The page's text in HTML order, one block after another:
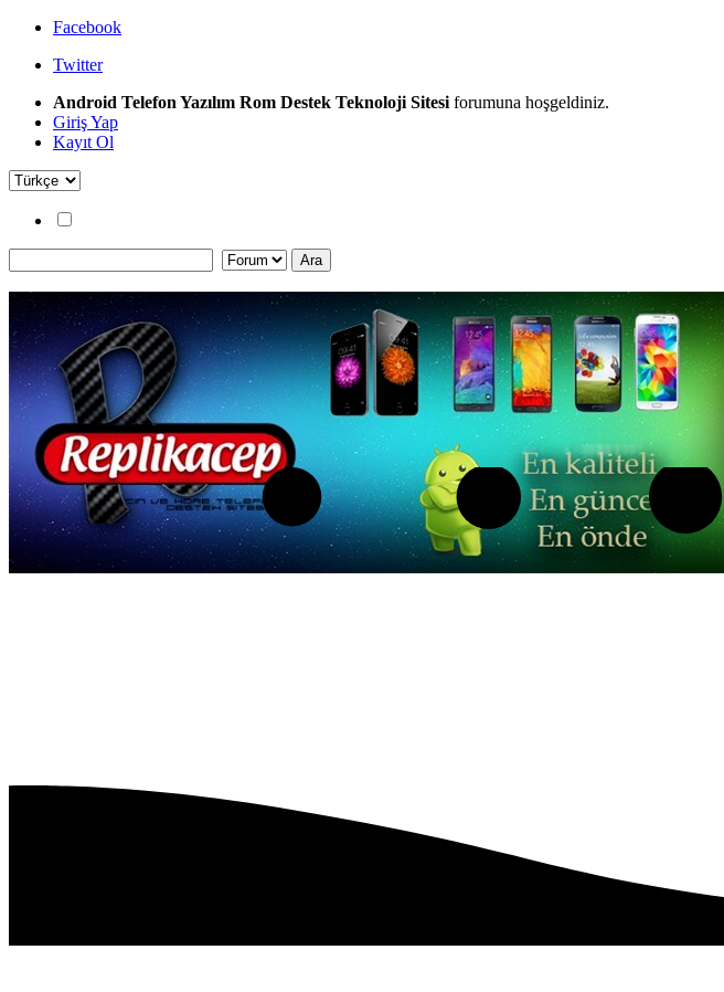
Facebook
Twitter
Android Telefon Yazılım Rom Destek Teknoloji Sitesi forumuna hoşgeldiniz.
Giriş Yap
Kayıt Ol